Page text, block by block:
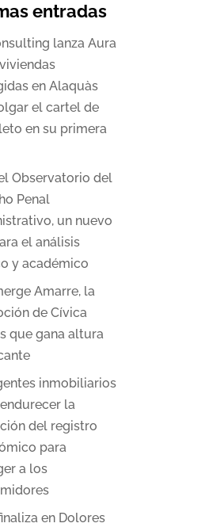
entradas
lanza Aura
en Alaquàs
el cartel de
en su primera
Observatorio del
Penal
un nuevo
el análisis
y académico
Amarre, la
de Cívica
que gana altura
inmobiliarios
la
del registro
para
a los
en Dolores